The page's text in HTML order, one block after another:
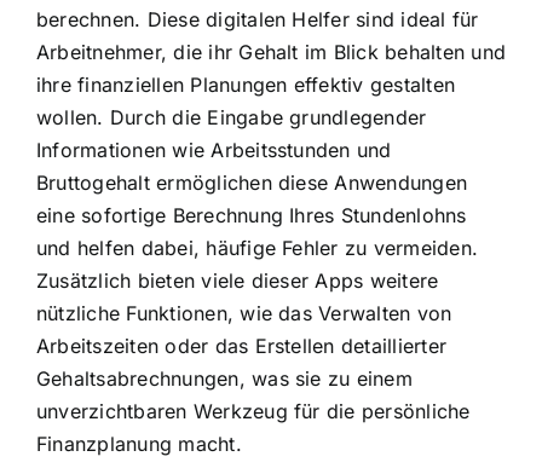
berechnen. Diese digitalen Helfer sind ideal für
Arbeitnehmer, die ihr Gehalt im Blick behalten und
ihre finanziellen Planungen effektiv gestalten
wollen. Durch die Eingabe grundlegender
Informationen wie Arbeitsstunden und
Bruttogehalt ermöglichen diese Anwendungen
eine sofortige Berechnung Ihres Stundenlohns
und helfen dabei, häufige Fehler zu vermeiden.
Zusätzlich bieten viele dieser Apps weitere
nützliche Funktionen, wie das Verwalten von
Arbeitszeiten oder das Erstellen detaillierter
Gehaltsabrechnungen, was sie zu einem
unverzichtbaren Werkzeug für die persönliche
Finanzplanung macht.